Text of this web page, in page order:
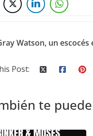
Watson, un escocés
Post:
te